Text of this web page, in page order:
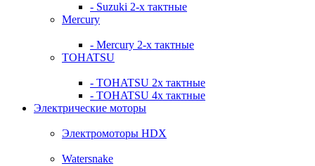
- Suzuki 2-х тактные
Mercury
- Mercury 2-х тактные
TOHATSU
- TOHATSU 2х тактные
- TOHATSU 4х тактные
Электрические моторы
Электромоторы HDX
Watersnake